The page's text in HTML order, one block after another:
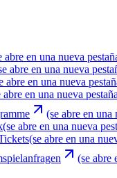
abre en una nueva
abre en una nueva
abre en una nueva
abre en una nueva
(se abre en una
(se abre en una nueva
(se abre en una
(se abre